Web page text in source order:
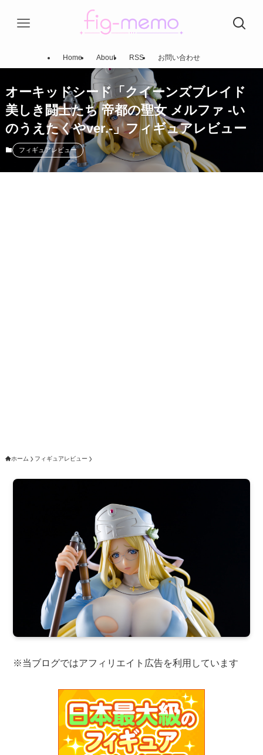
Home About RSS お問い合わせ
オーキッドシード「クイーンズブレイド
美しき闘士たち 帝都の聖女 メルファ -い
のうえたくやver.-」フィギュアレビュー
フィギュアレビュー
ホーム フィギュアレビュー
※当ブログではアフィリエイト広告を利用しています